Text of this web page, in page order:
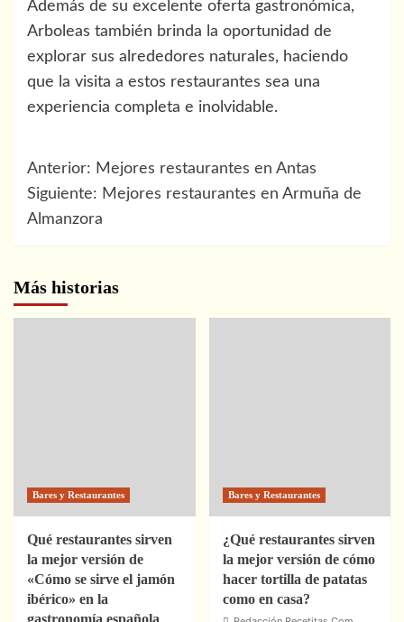
Además de su excelente oferta gastronómica,
Arboleas también brinda la oportunidad de
explorar sus alrededores naturales, haciendo
que la visita a estos restaurantes sea una
experiencia completa e inolvidable.
Navegación
de
entradas
Anterior: Mejores restaurantes en Antas
Siguiente: Mejores restaurantes en Armuña de
Almanzora
Más historias
Bares y Restaurantes
Qué restaurantes sirven
la mejor versión de
«Cómo se sirve el jamón
ibérico» en la
Bares y Restaurantes
¿Qué restaurantes sirven
la mejor versión de cómo
hacer tortilla de patatas
como en casa?